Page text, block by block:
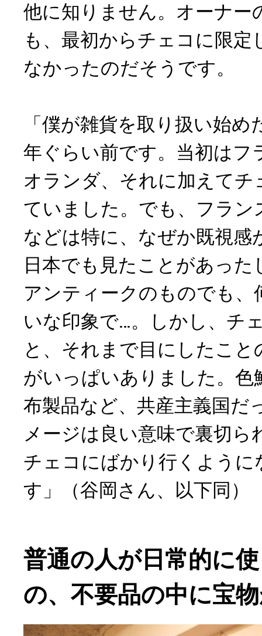
他に知りません。オーナー
も、最初からチェコに限
なかったのだそうです。
「僕が雑貨を取り扱い始
年ぐらい前です。当初はフ
オランダ、それに加えて
ていました。でも、フラン
などは特に、なぜか既視感
日本でも見たことがあっ
アンティークのものでも、
いな印象で…。しかし、チ
と、それまで目にしたこ
がいっぱいありました。色
布製品など、共産主義国だ
メージは良い意味で裏切ら
チェコにばかり行くよう
す」（谷岡さん、以下同）
普通の人が日常的に
の、不要品の中に宝